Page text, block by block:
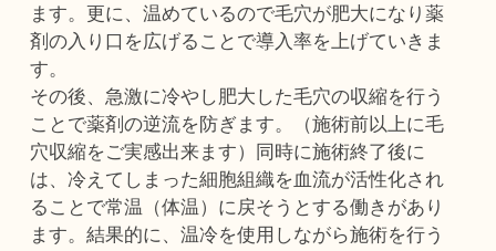
ます。更に、温めているので毛穴が肥大になり薬
剤の入り口を広げることで導入率を上げていきま
す。
その後、急激に冷やし肥大した毛穴の収縮を行う
ことで薬剤の逆流を防ぎます。（施術前以上に毛
穴収縮をご実感出来ます）同時に施術終了後に
は、冷えてしまった細胞組織を血流が活性化され
ることで常温（体温）に戻そうとする働きがあり
ます。結果的に、温冷を使用しながら施術を行う